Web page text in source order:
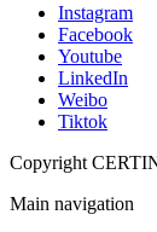
Instagram
Facebook
Youtube
LinkedIn
Weibo
Tiktok
Copyright
Main navigation